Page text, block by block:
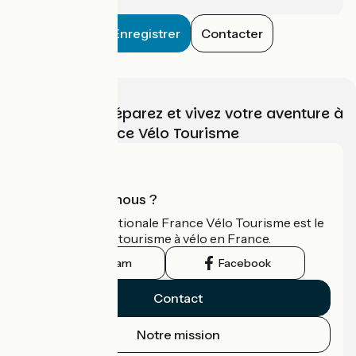
Enregistrer Contacter
Choisissez, préparez et vivez votre aventure à
vélo avec France Vélo Tourisme
Qui sommes-nous ?
L'association nationale France Vélo Tourisme est le
guide officiel du tourisme à vélo en France.
Instagram Facebook
Contact
Notre mission